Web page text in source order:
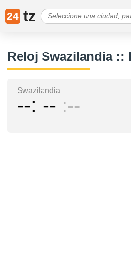
24 tz
Reloj Swazilandia ::
Swazilandia
-- -- --